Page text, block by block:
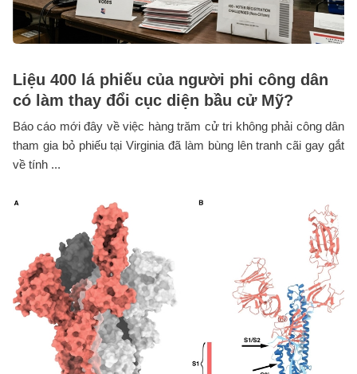
Liệu 400 lá phiếu của người phi công dân
có làm thay đổi cục diện bầu cử Mỹ?
Báo cáo mới đây về việc hàng trăm cử tri không phải công dân
tham gia bỏ phiếu tại Virginia đã làm bùng lên tranh cãi gay gắt
về tính ...